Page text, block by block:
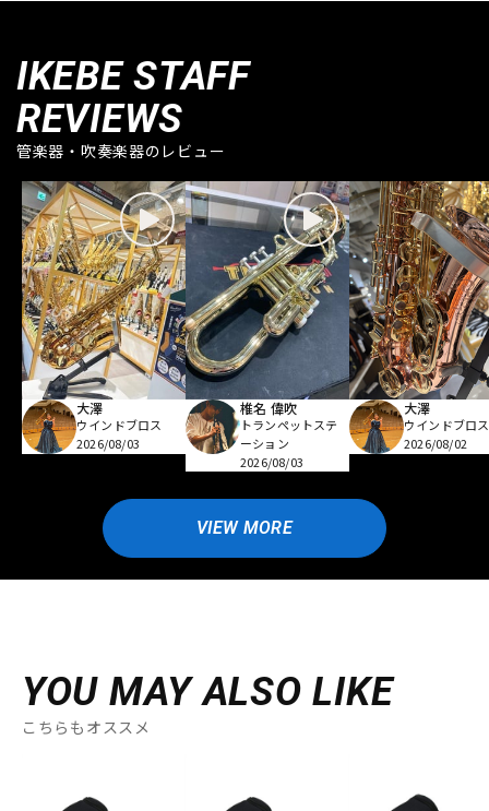
IKEBE STAFF
REVIEWS
管楽器・吹奏楽器のレビュー
大澤
ウインドブロス
2026/08/03
椎名 偉吹
トランペットステ
ーション
2026/08/03
大澤
ウインドブロス
2026/08/02
VIEW MORE
YOU MAY ALSO LIKE
こちらもオススメ